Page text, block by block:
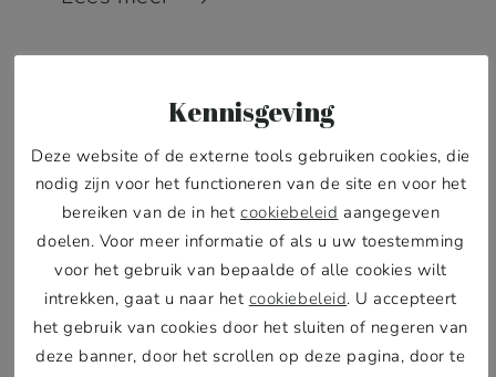
VAN KORTE VACHT TOT KRULLEN:
ONZE NIEUWE BORSTELS PASSEN BIJ
ELKE HOND
Kennisgeving
Deze website of de externe tools gebruiken cookies, die
nodig zijn voor het functioneren van de site en voor het
bereiken van de in het cookiebeleid aangegeven
doelen. Voor meer informatie of als u uw toestemming
voor het gebruik van bepaalde of alle cookies wilt
intrekken, gaat u naar het cookiebeleid. U accepteert
het gebruik van cookies door het sluiten of negeren van
deze banner, door het scrollen op deze pagina, door te